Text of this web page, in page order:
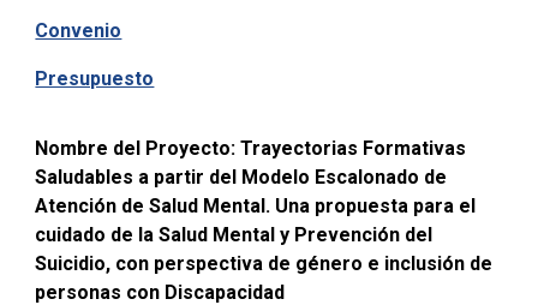
Convenio
Presupuesto
Nombre del Proyecto:Trayectorias Formativas
Saludables a partir del Modelo Escalonado de
Atención de Salud Mental. Una propuesta para el
cuidado de la Salud Mental y Prevención del
Suicidio, con perspectiva de género e inclusión de
personas con Discapacidad